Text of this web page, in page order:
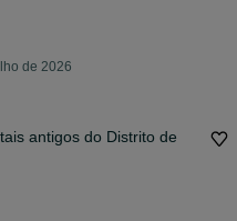
de 2026
antigos do Distrito de